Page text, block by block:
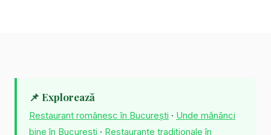
📌 Explorează
Restaurant românesc în București · Unde mănânci
bine în București · Restaurante tradiționale în